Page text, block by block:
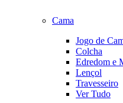
Cama
Jogo de
Colcha
Edredom e
Lençol
Travesseiro
Ver Tudo